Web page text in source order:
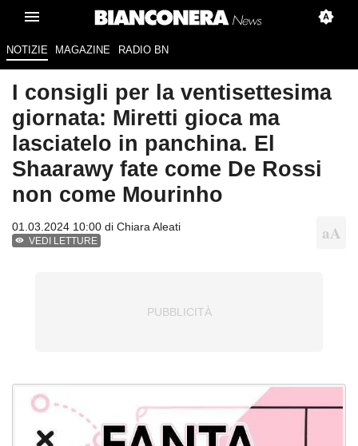
NOTIZIE MAGAZINE RADIO BN
I consigli per la ventisettesima
giornata: Miretti gioca ma
lasciatelo in panchina. El
Shaarawy fate come De Rossi
non come Mourinho
01.03.2024 10:00 di Chiara Aleati
VEDI LETTURE